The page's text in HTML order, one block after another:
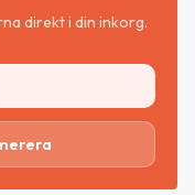
direkt i din inkorg.